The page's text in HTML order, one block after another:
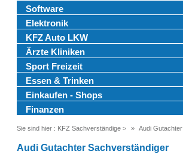
Software
Elektronik
KFZ Auto LKW
Ärzte Kliniken
Sport Freizeit
Essen & Trinken
Einkaufen - Shops
Finanzen
Sie sind hier : KFZ Sachverständige > Audi
Audi Gutachter Sachverständiger